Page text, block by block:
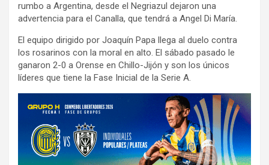
rumbo a Argentina, desde el Negriazul dejaron una
advertencia para el Canalla, que tendrá a Angel Di María.
El equipo dirigido por Joaquín Papa llega al duelo contra
los rosarinos con la moral en alto. El sábado pasado le
ganaron 2-0 a Orense en Chillo-Jijón y son los únicos
líderes que tiene la Fase Inicial de la Serie A.